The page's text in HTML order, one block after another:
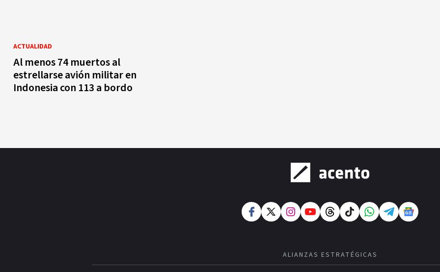
ACTUALIDAD
Al menos 74 muertos al
estrellarse avión militar en
Indonesia con 113 a bordo
ALIANZAS ESTRATÉGICAS